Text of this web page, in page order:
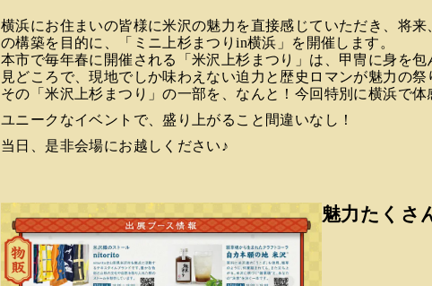
横浜にお住まいの皆様に米沢の魅力を直接感じていただき、将来
の構築を目的に、「ミニ上杉まつりin横浜」を開催します。
本市で毎年春に開催される「米沢上杉まつり」は、甲冑に身を
見どころで、現地でしか味わえない迫力と歴史ロマンが魅力の祭
その「米沢上杉まつり」の一部を、なんと！今回特別に横浜で体
ユニークなイベントで、盛り上がること間違いなし！
当日、是非会場にお越しください♪
魅力たくさ